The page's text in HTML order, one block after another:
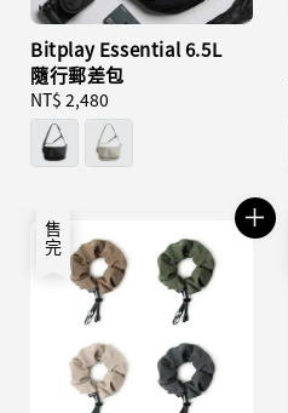
Bitplay Essential 6.5L
隨行郵差包
Regular
price
NT$ 2,480
售完